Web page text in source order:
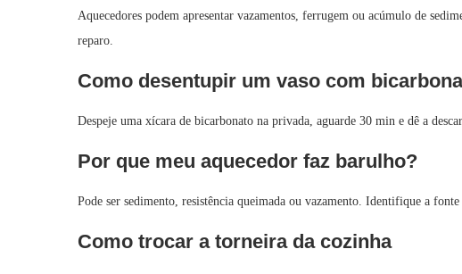
Aquecedores podem apresentar vazamentos, ferrugem ou acúmulo de
reparo.
Como desentupir um vaso com
Despeje uma xícara de bicarbonato na privada, aguarde 30 min e dê a
Por que meu aquecedor faz barulho?
Pode ser sedimento, resistência queimada ou vazamento. Identifique a
Como trocar a torneira da cozinha